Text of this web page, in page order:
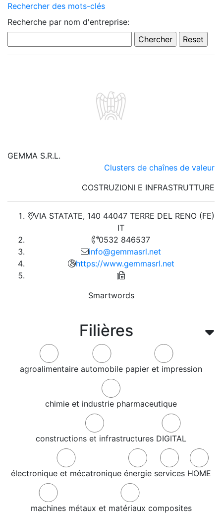
Rechercher des mots-clés
Recherche par nom d'entreprise:
Filières
agroalimentaire automobile papier et impression
chimie et industrie pharmaceutique
constructions et infrastructures DIGITAL
électronique et mécatronique énergie services HOME
machines métaux et matériaux composites
GEMMA S.R.L.
Clusters de chaînes de valeur
COSTRUZIONI E INFRASTRUTTURE
VIA STATATE, 140 44047 TERRE DEL RENO (FE)
IT
0532 846537
info@gemmasrl.net
https://www.gemmasrl.net
Smartwords